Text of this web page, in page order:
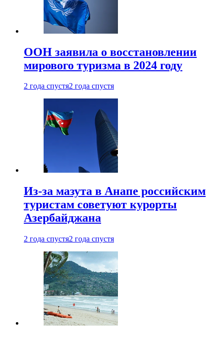
ООН заявила о восстановлении
мирового туризма в 2024 году
2 года спустя2 года спустя
Из-за мазута в Анапе российским
туристам советуют курорты
Азербайджана
2 года спустя2 года спустя